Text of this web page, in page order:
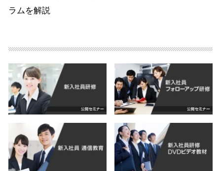
ラムを解説